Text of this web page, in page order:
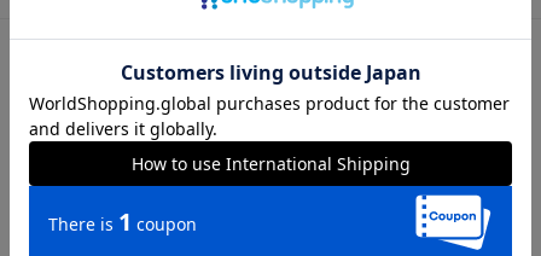
アイテム詳細
＊セット着用可（パンツ、スカート、ジレは別売りとなりま
す。）
パンツ：BT4503P1 スカート：BT4503S1 ジレ：